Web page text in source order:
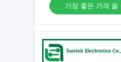
가장 좋은 가격 을